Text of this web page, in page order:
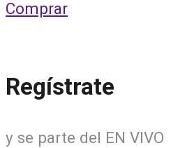
Comprar
Regístrate
y se parte del EN VIVO